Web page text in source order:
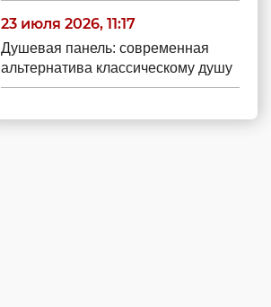
23 июля 2026, 11:17
Душевая панель: современная
альтернатива классическому душу